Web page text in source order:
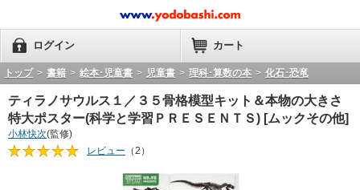
ログイン カート
トップ > 書籍 > 絵本･児童書 > 児童書 > 理科･算数の本 > 化石･恐竜
ティラノサウルス１／３５骨格模型キット＆本物の大きさ
特大ポスター(科学と学習ＰＲＥＳＥＮＴＳ) [ムックその他]
小林快次(監修)
レビュー （2）